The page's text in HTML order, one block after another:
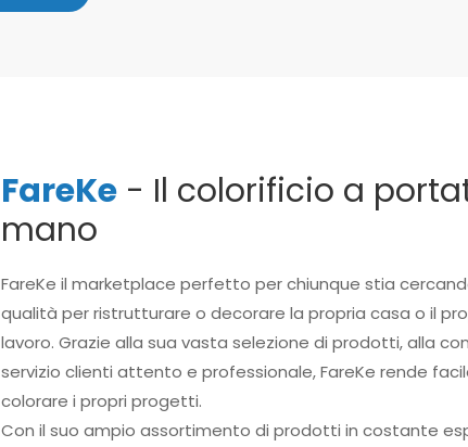
FareKe - Il colorificio a
mano
FareKe il marketplace perfetto per chiunque stia
qualità per ristrutturare o decorare la propria casa o il
lavoro. Grazie alla sua vasta selezione di prodotti, alla
servizio clienti attento e professionale, FareKe rende
colorare i propri progetti.
Con il suo ampio assortimento di prodotti in costante